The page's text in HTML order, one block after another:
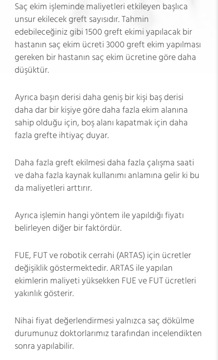
Saç ekim işleminde maliyetleri etkileyen başlıca
unsur ekilecek greft sayısıdır. Tahmin
edebileceğiniz gibi 1500 greft ekimi yapılacak bir
hastanın saç ekim ücreti 3000 greft ekim yapılması
gereken bir hastanın saç ekim ücretine göre daha
düşüktür.
Ayrıca başın derisi daha geniş bir kişi baş derisi
daha dar bir kişiye göre daha fazla ekim alanına
sahip olduğu için, boş alanı kapatmak için daha
fazla grefte ihtiyaç duyar.
Daha fazla greft ekilmesi daha fazla çalışma saati
ve daha fazla kaynak kullanımı anlamına gelir ki bu
da maliyetleri arttırır.
Ayrıca işlemin hangi yöntem ile yapıldığı fiyatı
belirleyen diğer bir faktördür.
FUE, FUT ve robotik cerrahi (ARTAS) için ücretler
değişiklik göstermektedir. ARTAS ile yapılan
ekimlerin maliyeti yüksekken FUE ve FUT ücretleri
yakınlık gösterir.
Nihai fiyat değerlendirmesi yalnızca saç dökülme
durumunuz doktorlarımız tarafından incelendikten
sonra yapılabilir.